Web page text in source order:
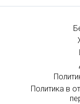
Политика в